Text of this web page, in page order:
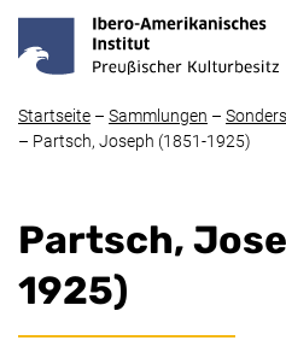
Startseite – Sammlungen –
– Partsch, Joseph (1851-1925)
Partsch,
1925)